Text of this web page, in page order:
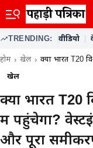
TRENDING: वीडियो
होम खेल क्या भारत T20
खेल
क्या भारत T20
में पहुंचेगा?
और पूरा